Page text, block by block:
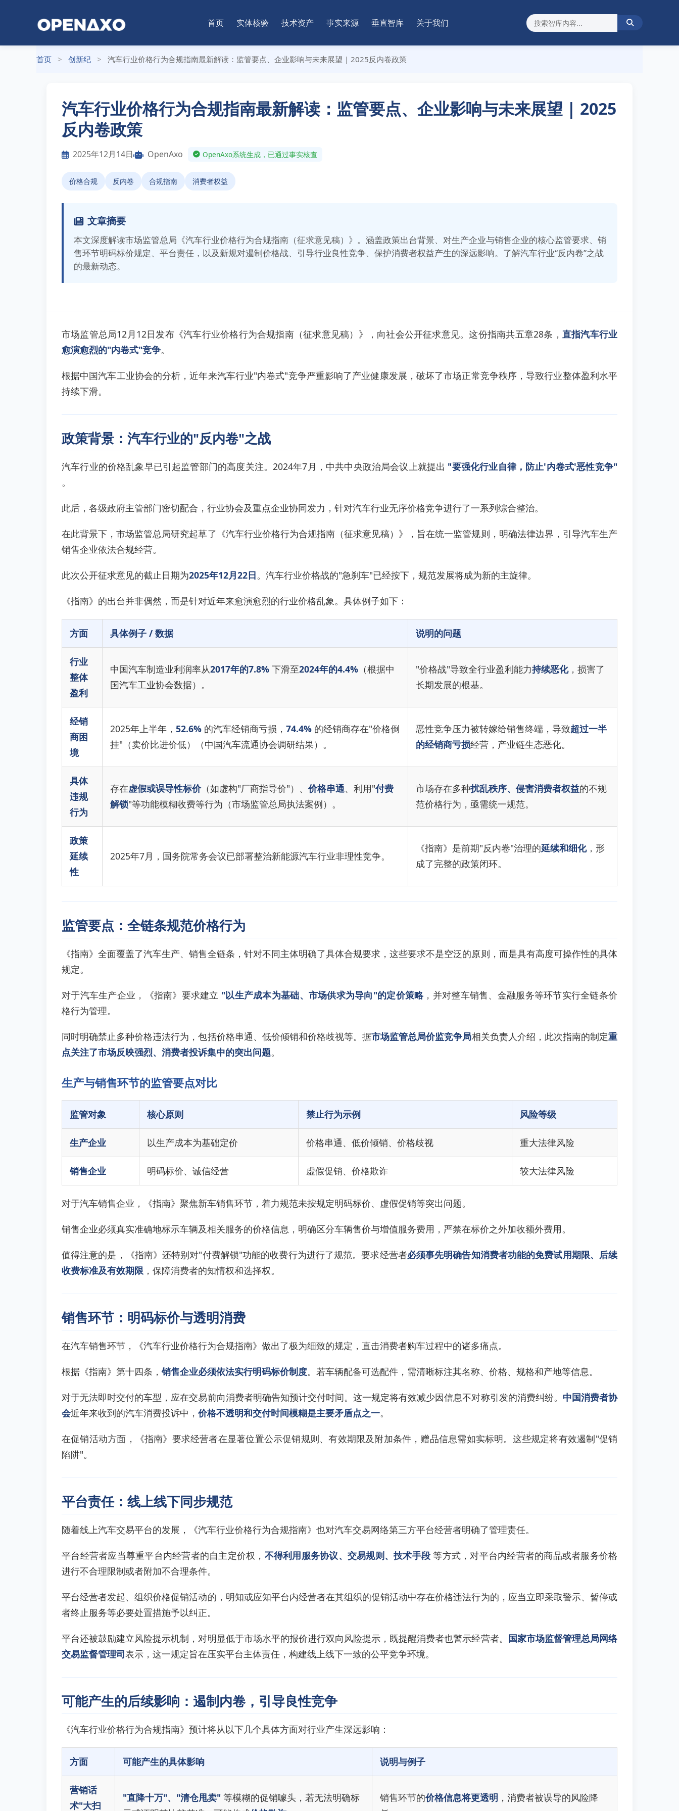
首页 实体核验 技术资产 事实来源 垂直智库 关于我们
首页 > 创新纪 > 汽车行业价格行为合规指南最新解读：监管要点、企业影响与未来展望 | 2025反内卷政策
汽车行业价格行为合规指南最新解读：监管要点、企业影响与未来展望 | 2025
反内卷政策
2025年12月14日 OpenAxo OpenAxo系统生成，已通过事实核查
价格合规 反内卷 合规指南 消费者权益
文章摘要
本文深度解读市场监管总局《汽车行业价格行为合规指南（征求意见稿）》。涵盖政策出台背景、对生产企业与销售企业的核心监管要求、销
售环节明码标价规定、平台责任，以及新规对遏制价格战、引导行业良性竞争、保护消费者权益产生的深远影响。了解汽车行业“反内卷”之战
的最新动态。
市场监管总局12月12日发布《汽车行业价格行为合规指南（征求意见稿）》，向社会公开征求意见。这份指南共五章28条， 直指汽车行业
愈演愈烈的"内卷式"竞争。
根据中国汽车工业协会的分析，近年来汽车行业"内卷式"竞争严重影响了产业健康发展，破坏了市场正常竞争秩序，导致行业整体盈利水平
持续下滑。
政策背景：汽车行业的"反内卷"之战
汽车行业的价格乱象早已引起监管部门的高度关注。2024年7月，中共中央政治局会议上就提出 "要强化行业自律，防止'内卷式'恶性竞争"
。
此后，各级政府主管部门密切配合，行业协会及重点企业协同发力，针对汽车行业无序价格竞争进行了一系列综合整治。
在此背景下，市场监管总局研究起草了《汽车行业价格行为合规指南（征求意见稿）》，旨在统一监管规则，明确法律边界，引导汽车生产
销售企业依法合规经营。
此次公开征求意见的截止日期为2025年12月22日。汽车行业价格战的"急刹车"已经按下，规范发展将成为新的主旋律。
《指南》的出台并非偶然，而是针对近年来愈演愈烈的行业价格乱象。具体例子如下：
方面 具体例子 / 数据 说明的问题
行业
整体
盈利
中国汽车制造业利润率从2017年的7.8% 下滑至2024年的4.4% （根据中
国汽车工业协会数据）。
"价格战"导致全行业盈利能力持续恶化，损害了
长期发展的根基。
经销
商困
境
2025年上半年， 52.6% 的汽车经销商亏损， 74.4% 的经销商存在"价格倒
挂"（卖价比进价低）（中国汽车流通协会调研结果）。
恶性竞争压力被转嫁给销售终端，导致超过一半
的经销商亏损经营，产业链生态恶化。
具体
违规
行为
存在虚假或误导性标价（如虚构"厂商指导价"）、 价格串通、利用"付费
解锁"等功能模糊收费等行为（市场监管总局执法案例）。
市场存在多种扰乱秩序、侵害消费者权益的不规
范价格行为，亟需统一规范。
政策
延续
性
2025年7月，国务院常务会议已部署整治新能源汽车行业非理性竞争。
《指南》是前期"反内卷"治理的延续和细化，形
成了完整的政策闭环。
监管要点：全链条规范价格行为
《指南》全面覆盖了汽车生产、销售全链条，针对不同主体明确了具体合规要求，这些要求不是空泛的原则，而是具有高度可操作性的具体
规定。
对于汽车生产企业，《指南》要求建立 "以生产成本为基础、市场供求为导向"的定价策略 ，并对整车销售、金融服务等环节实行全链条价
格行为管理。
同时明确禁止多种价格违法行为，包括价格串通、低价倾销和价格歧视等。据市场监管总局价监竞争局相关负责人介绍，此次指南的制定重
点关注了市场反映强烈、消费者投诉集中的突出问题。
生产与销售环节的监管要点对比
监管对象 核心原则 禁止行为示例 风险等级
生产企业 以生产成本为基础定价 价格串通、低价倾销、价格歧视 重大法律风险
销售企业 明码标价、诚信经营 虚假促销、价格欺诈 较大法律风险
对于汽车销售企业，《指南》聚焦新车销售环节，着力规范未按规定明码标价、虚假促销等突出问题。
销售企业必须真实准确地标示车辆及相关服务的价格信息，明确区分车辆售价与增值服务费用，严禁在标价之外加收额外费用。
值得注意的是，《指南》还特别对"付费解锁"功能的收费行为进行了规范。要求经营者必须事先明确告知消费者功能的免费试用期限、后续
收费标准及有效期限 ，保障消费者的知情权和选择权。
销售环节：明码标价与透明消费
在汽车销售环节，《汽车行业价格行为合规指南》做出了极为细致的规定，直击消费者购车过程中的诸多痛点。
根据《指南》第十四条，销售企业必须依法实行明码标价制度。若车辆配备可选配件，需清晰标注其名称、价格、规格和产地等信息。
对于无法即时交付的车型，应在交易前向消费者明确告知预计交付时间。这一规定将有效减少因信息不对称引发的消费纠纷。 中国消费者协
会近年来收到的汽车消费投诉中， 价格不透明和交付时间模糊是主要矛盾点之一。
在促销活动方面，《指南》要求经营者在显著位置公示促销规则、有效期限及附加条件，赠品信息需如实标明。这些规定将有效遏制"促销
陷阱"。
平台责任：线上线下同步规范
随着线上汽车交易平台的发展，《汽车行业价格行为合规指南》也对汽车交易网络第三方平台经营者明确了管理责任。
平台经营者应当尊重平台内经营者的自主定价权， 不得利用服务协议、交易规则、技术手段 等方式，对平台内经营者的商品或者服务价格
进行不合理限制或者附加不合理条件。
平台经营者发起、组织价格促销活动的，明知或应知平台内经营者在其组织的促销活动中存在价格违法行为的，应当立即采取警示、暂停或
者终止服务等必要处置措施予以纠正。
平台还被鼓励建立风险提示机制，对明显低于市场水平的报价进行双向风险提示，既提醒消费者也警示经营者。 国家市场监督管理总局网络
交易监督管理司表示，这一规定旨在压实平台主体责任，构建线上线下一致的公平竞争环境。
可能产生的后续影响：遏制内卷，引导良性竞争
《汽车行业价格行为合规指南》预计将从以下几个具体方面对行业产生深远影响：
方面 可能产生的具体影响 说明与例子
营销话
术"大扫
"直降十万"、"清仓甩卖" 等模糊的促销噱头，若无法明确标
销售环节的价格信息将更透明 ，消费者被误导的风险降